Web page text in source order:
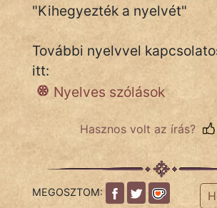
Népszerű szerzőink:
cinege
fantom
Jób Gedeon
Láron Ádám
"Kihegyezték a nyelvét"
További nyelvvel
itt:
Nyelves szólások
Hasznos volt az írás?
MEGOSZTOM: